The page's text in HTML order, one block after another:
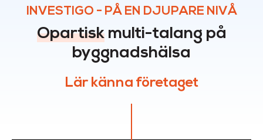
INVESTIGO - PÅ EN DJUPARE NIVÅ
Opartiskmulti-talang på
byggnadshälsa
Lär känna företaget